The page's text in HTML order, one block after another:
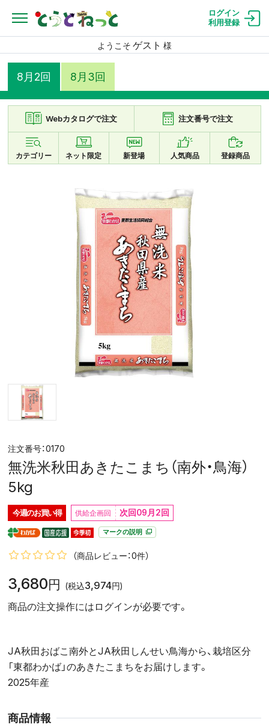
ログイン
利用登録
ようこそ ゲスト 様
8月2回 8月3回
Webカタログで注文 注文番号で注文
カテゴリー ネット限定 新登場 人気商品 登録商品
0170
無洗米秋田あきたこまち（南外・鳥海）
5kg
今週のお買い得 次回09月2回
マークの説明
（商品レビュー：0件）
3,680円 (税込3,974円)
商品の注文操作にはログインが必要です。
JA秋田おばこ南外とJA秋田しんせい鳥海から、栽培区分
「東都わかば」のあきたこまちをお届けします。
2025年産
商品情報